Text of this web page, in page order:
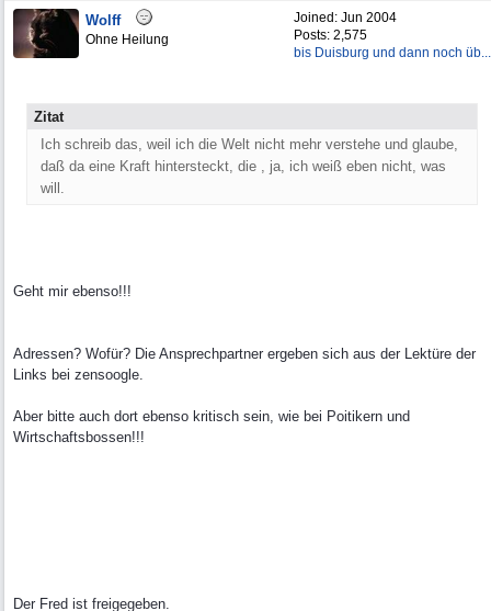
Joined: Jun 2004
Posts: 2,575
bis Duisburg und dann noch üb...
Wolff
Ohne Heilung
Zitat
Ich schreib das, weil ich die Welt nicht mehr verstehe und glaube,
daß da eine Kraft hintersteckt, die , ja, ich weiß eben nicht, was
will.
Geht mir ebenso!!!
Adressen? Wofür? Die Ansprechpartner ergeben sich aus der Lektüre der
Links bei zensoogle.
Aber bitte auch dort ebenso kritisch sein, wie bei Poitikern und
Wirtschaftsbossen!!!
Der Fred ist freigegeben.